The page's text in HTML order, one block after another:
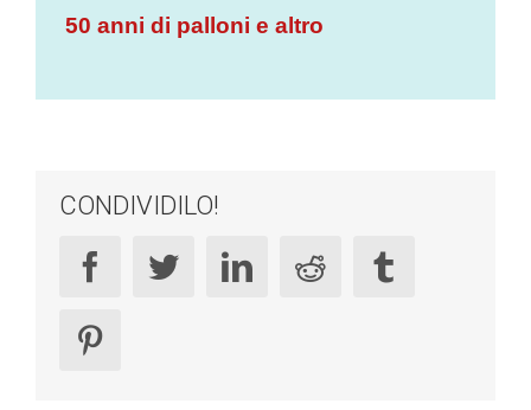
50 anni di palloni e altro
CONDIVIDILO!
facebooktwitter linkedinreddit